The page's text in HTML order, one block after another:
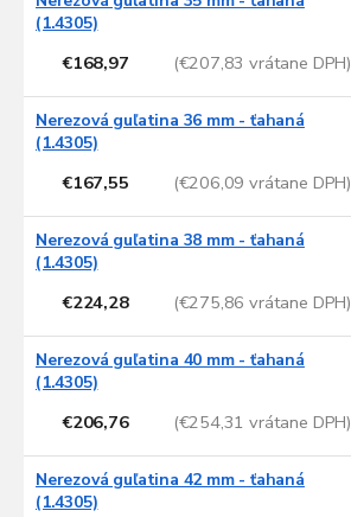
(1.4305)
€168,97 (€207,83 vrátane DPH)
Nerezová guľatina 36 mm - ťahaná
(1.4305)
€167,55 (€206,09 vrátane DPH)
Nerezová guľatina 38 mm - ťahaná
(1.4305)
€224,28 (€275,86 vrátane DPH)
Nerezová guľatina 40 mm - ťahaná
(1.4305)
€206,76 (€254,31 vrátane DPH)
Nerezová guľatina 42 mm - ťahaná
(1.4305)